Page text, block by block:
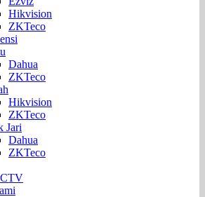
Hikvision
ZKTeco
Dahua
ZKTeco
Hikvision
ZKTeco
Jari
Dahua
ZKTeco